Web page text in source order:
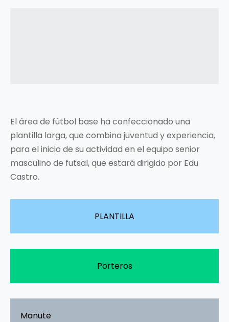
El área de fútbol base ha confeccionado una
plantilla larga, que combina juventud y experiencia,
para el inicio de su actividad en el equipo senior
masculino de futsal, que estará dirigido por Edu
Castro.
PLANTILLA
Porteros
Manute